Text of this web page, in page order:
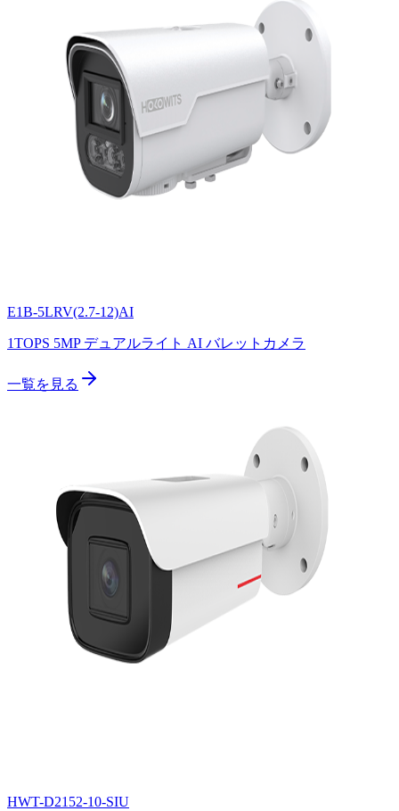
E1B-5LRV(2.7-12)AI
1TOPS 5MP デュアルライト AI バレットカメラ
一覧を見る
HWT-D2152-10-SIU